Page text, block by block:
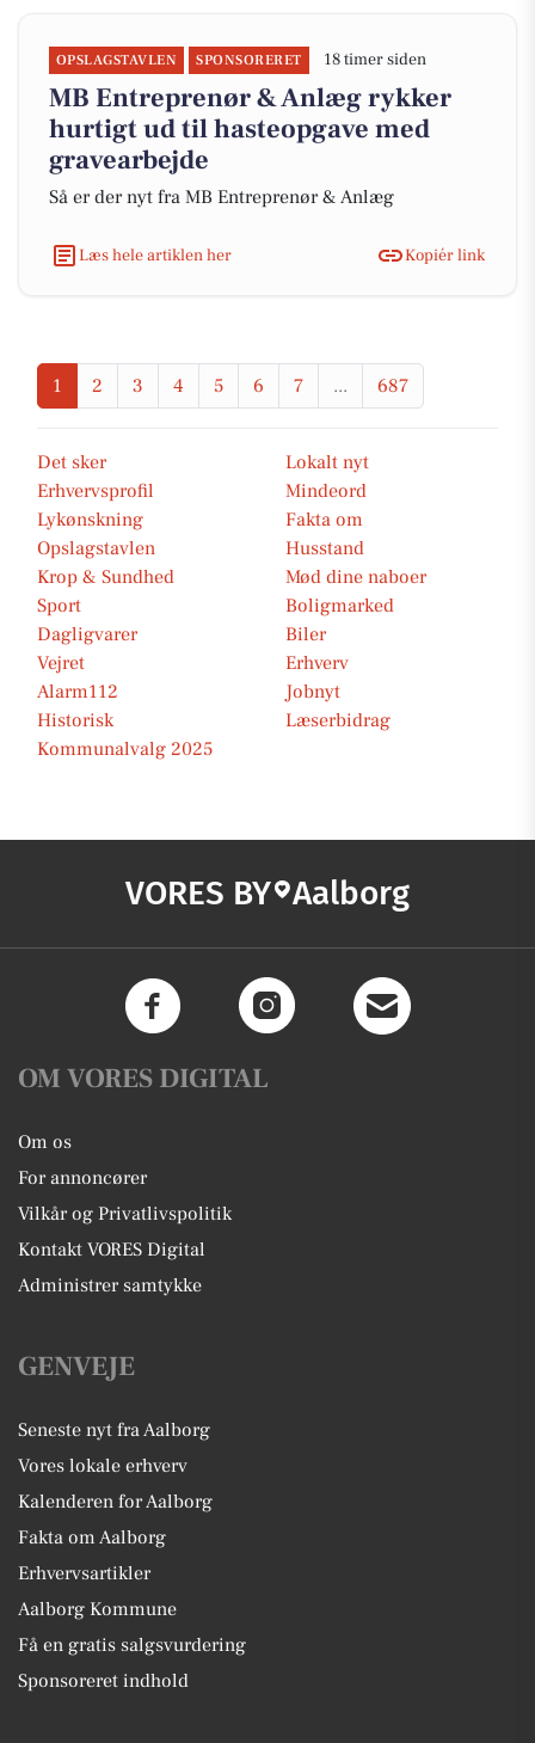
OPSLAGSTAVLEN SPONSORERET 18 timer siden
MB Entreprenør & Anlæg rykker
hurtigt ud til hasteopgave med
gravearbejde
Så er der nyt fra MB Entreprenør & Anlæg
Læs hele artiklen her Kopiér link
1 2 3 4 5 6 7 ... 687
Det sker
Lokalt nyt
Erhvervsprofil
Mindeord
Lykønskning
Fakta om
Opslagstavlen
Husstand
Krop & Sundhed
Mød dine naboer
Sport
Boligmarked
Dagligvarer
Biler
Vejret
Erhverv
Alarm112
Jobnyt
Historisk
Læserbidrag
Kommunalvalg 2025
VORES BY Aalborg
OM VORES DIGITAL
Om os
For annoncører
Vilkår og Privatlivspolitik
Kontakt VORES Digital
Administrer samtykke
GENVEJE
Seneste nyt fra Aalborg
Vores lokale erhverv
Kalenderen for Aalborg
Fakta om Aalborg
Erhvervsartikler
Aalborg Kommune
Få en gratis salgsvurdering
Sponsoreret indhold